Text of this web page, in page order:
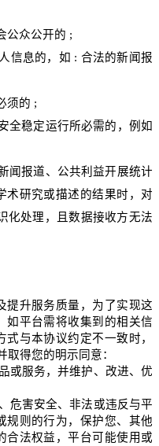
公众公开的 ;
信息的，如 : 合法的新闻报
须的 ;
全稳定运行所必需的，例如
闻报道、公共利益开展统计
术研究或描述的结果时，对
化处理，
且数据接收方无法
提升服务质量，为了实现这
如平台需将收集到的相关信
与本协议约定不一致时，
取得您的明示同意：
或服务，并维护、改进、优
危害安全、非法或违反与平
规则的行为，保护您、其他
合法权益，平台可能使用或